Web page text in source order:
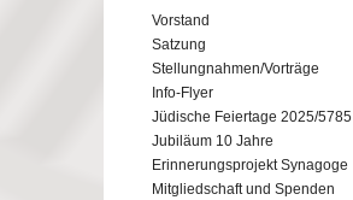
Vorstand
Satzung
Stellungnahmen/Vorträge
Info-Flyer
Jüdische Feiertage 2025/5785
Jubiläum 10 Jahre
Erinnerungsprojekt Synagoge
Mitgliedschaft und Spenden